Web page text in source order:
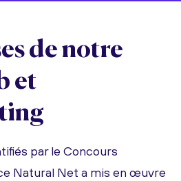
de notre
et
par le Concours
Natural Net a mis en œuvre